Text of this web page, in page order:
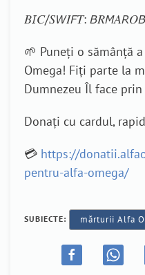
𝐵𝘐𝐶/𝑆𝘞𝐼𝘍𝑇:
🌱 Puneți o sămânță
Omega! Fiți parte la
Dumnezeu Îl face
Donați cu cardul,
💳 https://
pentru-alfa-omega/
SUBIECTE: mărturii Alfa